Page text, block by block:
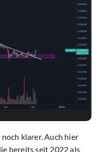
klarer. Auch hier
bereits seit 2022 als